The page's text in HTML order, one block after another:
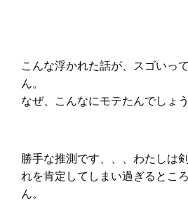
こんな浮かれた話が、スゴいっ
ん。
なぜ、こんなにモテたんでしょ
勝手な推測です、、、わたしは
れを肯定してしまい過ぎるとこ
ん。